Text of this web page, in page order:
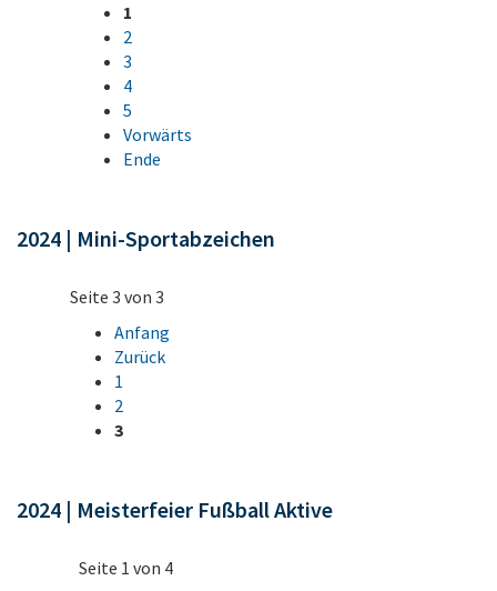
1
2
3
4
5
Vorwärts
Ende
2024 | Mini-Sportabzeichen
Seite 3 von 3
Anfang
Zurück
1
2
3
2024 | Meisterfeier Fußball Aktive
Seite 1 von 4